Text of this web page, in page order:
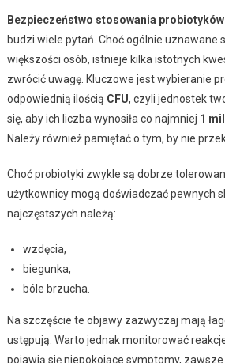
Bezpieczeństwo stosowania probiotyków
budzi wiele pytań. Choć ogólnie uznawane
większości osób, istnieje kilka istotnych
zwrócić uwagę. Kluczowe jest wybieranie
odpowiednią ilością CFU, czyli jednostek
się, aby ich liczba wynosiła co najmniej 1
Należy również pamiętać o tym, by nie
Choć probiotyki zwykle są dobrze
użytkownicy mogą doświadczać pewnych
najczęstszych należą:
wzdęcia,
biegunka,
bóle brzucha.
Na szczęście te objawy zazwyczaj mają
ustępują. Warto jednak monitorować
pojawią się niepokojące symptomy,